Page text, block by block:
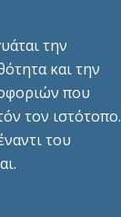
την
και την
που
τον ιστότοπο.
του